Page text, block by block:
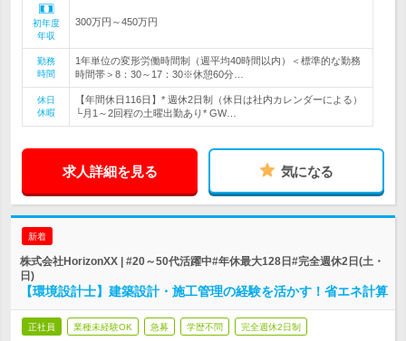
初年度
年収
300万円～450万円
勤務
時間
1年単位の変形労働時間制（週平均40時間以内）＜標準的な勤務
時間帯＞8：30～17：30※休憩60分…
休日
休暇
【年間休日116日】* 週休2日制（休日は社内カレンダーによる）
└月1～2回程の土曜出勤あり* GW…
求人詳細を見る 気になる
新着
株式会社HorizonXX | #20～50代活躍中#年休最大128日#完全週休2日(土・
日)
【環境設計士】建築設計・施工管理の経験を活かす！省エネ計算
正社員 業種未経験OK 急募 学歴不問 完全週休2日制